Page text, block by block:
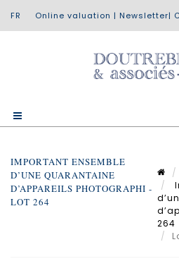
Online valuation | Newsletter|
IMPORTANT ENSEMBLE
D’UNE QUARANTAINE
D’APPAREILS PHOTOGRAPHI -
LOT 264
264